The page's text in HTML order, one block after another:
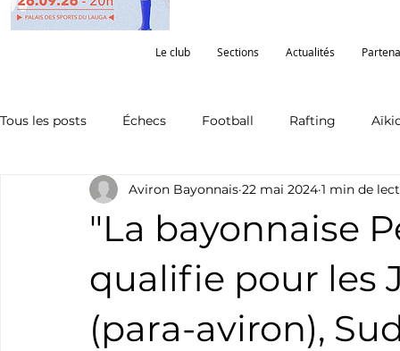
Le club Sections Actualités
Tous les posts Échecs Football Rafting
Omnisports Partenariat Pelote Pentathlon
Tennis
Cyclotourisme Surf Basket
"La bayonnaise
qualifie pour les
(para-aviron),
Aviron Bayonnais 22 mai 2024 1 min de